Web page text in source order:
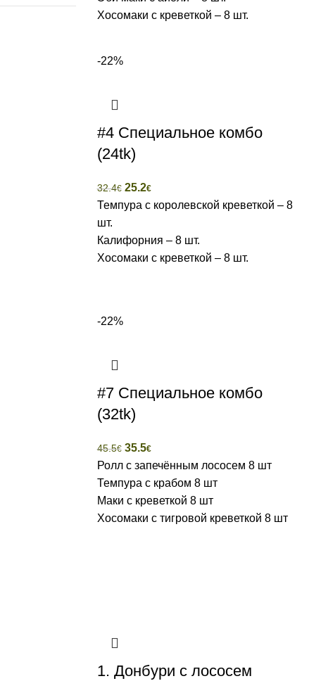
Хосомаки с креветкой – 8 шт.
-22%
#4 Специальное комбо
(24tk)
32.4€ 25.2€
Темпура с королевской креветкой – 8
шт.
Калифорния – 8 шт.
Хосомаки с креветкой – 8 шт.
-22%
#7 Специальное комбо
(32tk)
45.5€ 35.5€
Ролл с запечённым лососем 8 шт
Темпура с крабом 8 шт
Маки с креветкой 8 шт
Хосомаки с тигровой креветкой 8 шт
1. Донбури с лососем